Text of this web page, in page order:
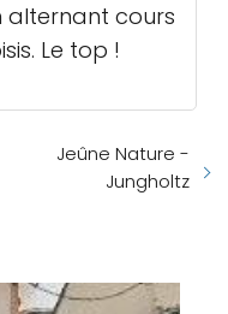
alternant cours
Le top !
Jeûne Nature -
Jungholtz